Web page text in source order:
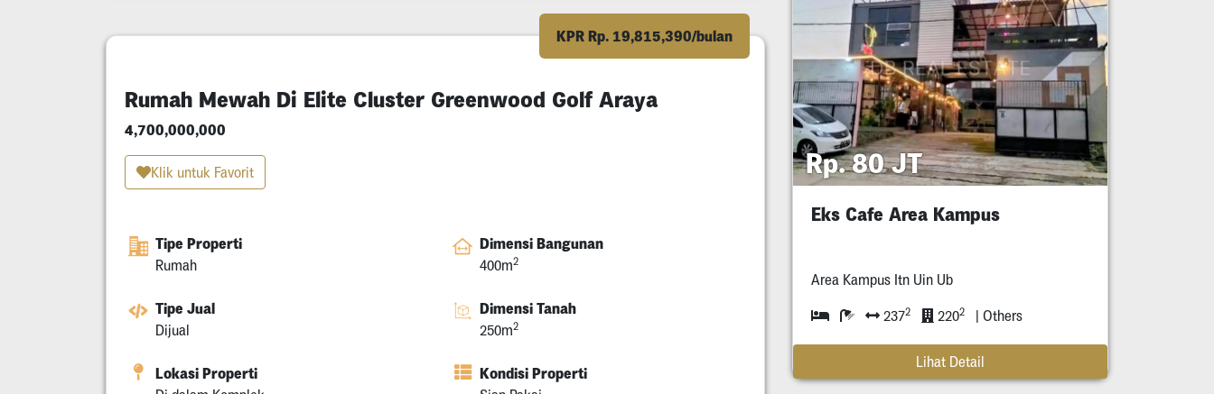
KPR Rp. 19,815,390/bulan
Rumah Mewah Di Elite Cluster Greenwood Golf Araya
4,700,000,000
Klik untuk Favorit
Tipe Properti
Rumah
Dimensi Bangunan
400m2
Tipe Jual
Dijual
Dimensi Tanah
250m2
Lokasi Properti Kondisi Properti
Rp. 80 JT
Eks Cafe Area Kampus
Area Kampus Itn Uin Ub
2372 2202 | Others
Lihat Detail